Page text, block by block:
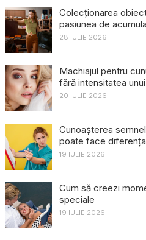
Colecționarea
pasiunea de
28 IULIE 2026
Machiajul pentru
fără intensitatea
20 IULIE 2026
Cunoașterea
poate face
19 IULIE 2026
Cum să creezi
speciale
19 IULIE 2026